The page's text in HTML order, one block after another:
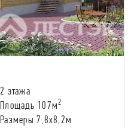
2 этажа
Площадь 107м2
Размеры 7,8х8,2м